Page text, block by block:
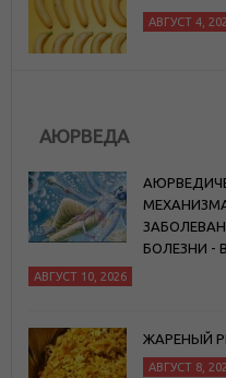
АВГУСТ 4,
АЮРВЕДА
БОЛЕЗНИ -
АВГУСТ 10, 2026
ЖАРЕНЫЙ
АВГУСТ 8,